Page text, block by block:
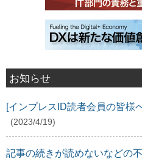
お知らせ
[インプレスID読者会員の皆様
(2023/4/19)
記事の続きが読めないなどの